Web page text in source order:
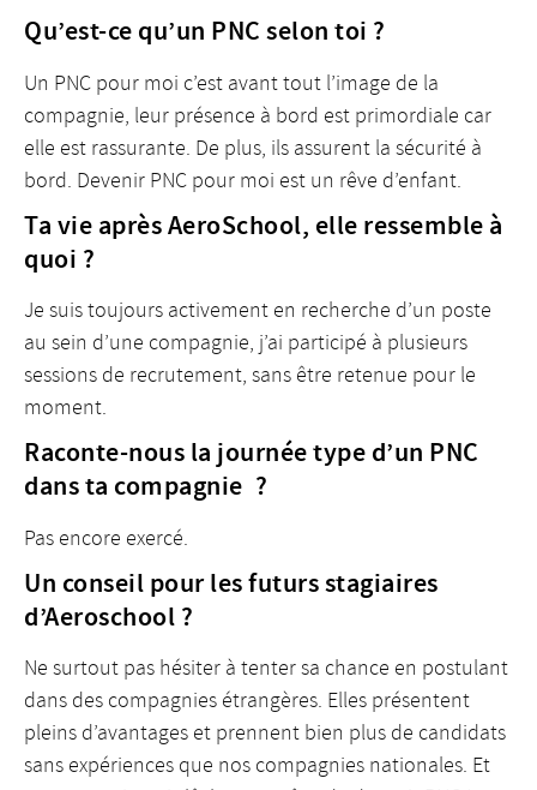
Qu’est-ce qu’un PNC selon toi ?
Un PNC pour moi c’est avant tout l’image de la
compagnie, leur présence à bord est primordiale car
elle est rassurante. De plus, ils assurent la sécurité à
bord. Devenir PNC pour moi est un rêve d’enfant.
Ta vie après AeroSchool, elle ressemble à
quoi ?
Je suis toujours activement en recherche d’un poste
au sein d’une compagnie, j’ai participé à plusieurs
sessions de recrutement, sans être retenue pour le
moment.
Raconte-nous la journée type d’un PNC
dans ta compagnie ?
Pas encore exercé.
Un conseil pour les futurs stagiaires
d’Aeroschool ?
Ne surtout pas hésiter à tenter sa chance en postulant
dans des compagnies étrangères. Elles présentent
pleins d’avantages et prennent bien plus de candidats
sans expériences que nos compagnies nationales. Et